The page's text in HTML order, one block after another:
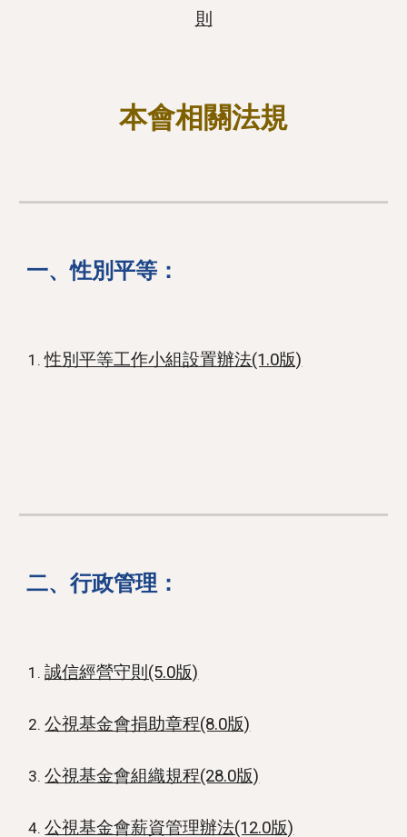
則
本會相關法規
一、性別平等：
性別平等工作小組設置辦法(1.0版)
二、行政管理：
誠信經營守則(5.0版)
公視基金會捐助章程(8.0版)
公視基金會組織規程(28.0版)
公視基金會薪資管理辦法(12.0版)